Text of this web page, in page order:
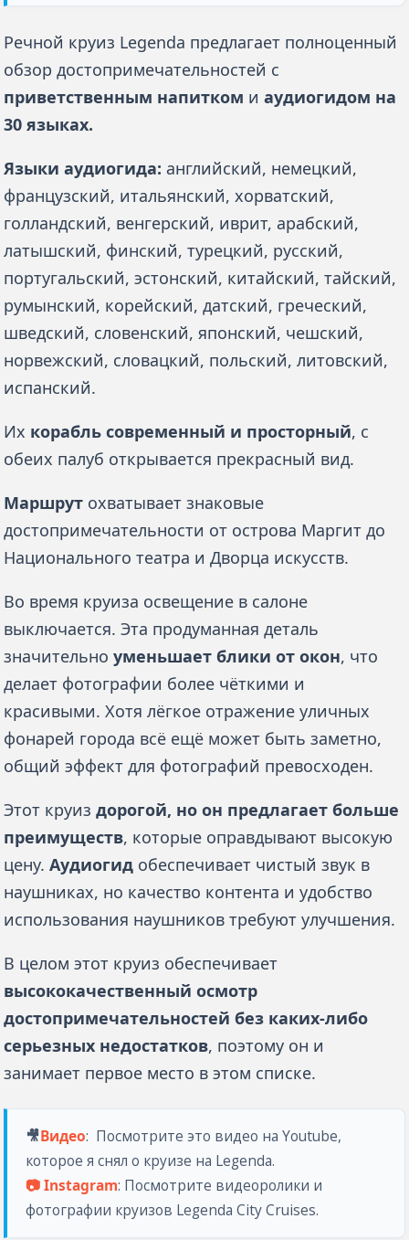
Речной круиз Legenda предлагает полноценный
приветственным напитком и аудиогидом на
30 языках.
Языки аудиогида: английский, немецкий,
французский, итальянский, хорватский,
голландский, венгерский, иврит, арабский,
латышский, финский, турецкий, русский,
португальский, эстонский, китайский, тайский,
румынский, корейский, датский, греческий,
шведский, словенский, японский, чешский,
норвежский, словацкий, польский, литовский,
испанский.
Их корабль современный и просторный, с
обеих палуб открывается прекрасный вид.
Маршрут охватывает знаковые
достопримечательности от острова Маргит до
Национального театра и Дворца искусств.
Во время круиза освещение в салоне
выключается. Эта продуманная деталь
значительно уменьшает блики от окон, что
делает фотографии более чёткими и
красивыми. Хотя лёгкое отражение уличных
фонарей города всё ещё может быть заметно,
общий эффект для фотографий превосходен.
Этот круиз дорогой, но он предлагает больше
преимуществ, которые оправдывают высокую
цену. Аудиогид обеспечивает чистый звук в
наушниках, но качество контента и удобство
использования наушников требуют улучшения.
высококачественный осмотр
достопримечательностей без каких-либо
серьезных недостатков, поэтому он и
занимает первое место в этом списке.
🎥Видео: Посмотрите это видео на Youtube,
которое я снял о круизе на Legenda.
📷 Instagram: Посмотрите видеоролики и
фотографии круизов Legenda City Cruises.